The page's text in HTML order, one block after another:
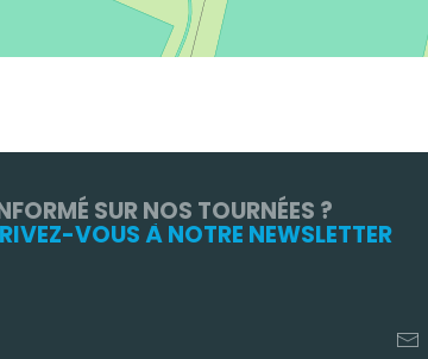
SUR NOS TOURNÉES ?
VOUS À NOTRE NEWSLETTER